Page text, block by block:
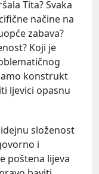
Tita? Svaka
načine na
zabava?
Koji je
konstrukt
ljevici opasnu
složenost
i
poštena lijeva